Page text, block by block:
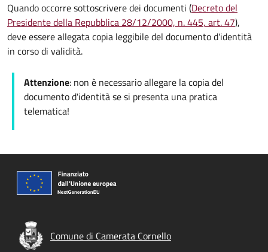
Quando occorre sottoscrivere dei documenti (Decreto del
Presidente della Repubblica 28/12/2000, n. 445, art. 47),
deve essere allegata copia leggibile del documento d'identità
in corso di validità.
Attenzione: non è necessario allegare la copia del
documento d'identità se si presenta una pratica
telematica!
Comune di Camerata Cornello